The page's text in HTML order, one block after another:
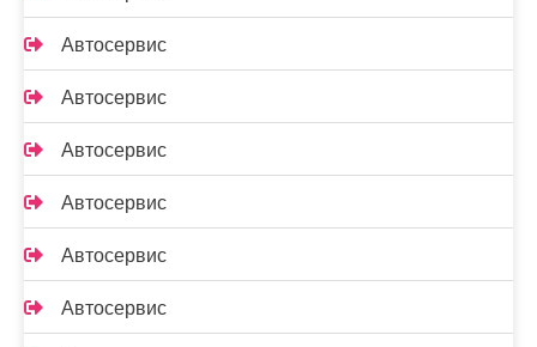
Автосервис
Автосервис
Автосервис
Автосервис
Автосервис
Автосервис